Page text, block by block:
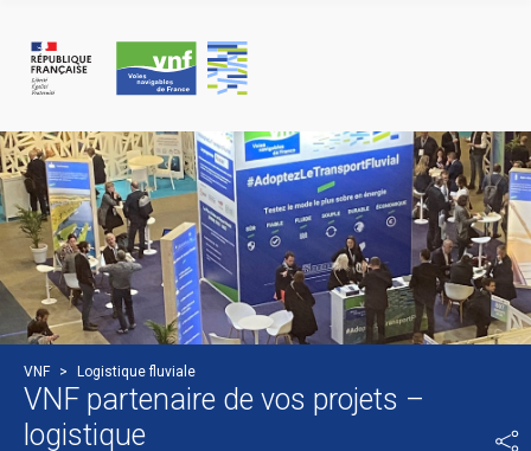
VNF > Logistique fluviale
VNF partenaire de vos projets –
logistique